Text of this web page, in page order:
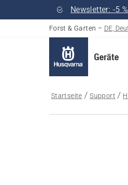
Newsletter: -5
Forst & Garten – DE,
Geräte
Startseite Support